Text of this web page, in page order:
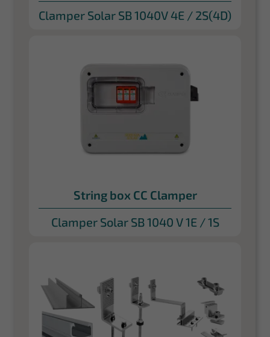
Clamper Solar SB 1040V 4E / 2S(4D)
String box CC Clamper
Clamper Solar SB 1040 V 1E / 1S